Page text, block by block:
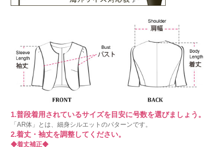
1.普段着用されているサイズを目安に号数を選びましょう。
「AR体」とは、細身シルエットのパターンです。
2.着丈・袖丈を調整してください。
◆着丈補正◆